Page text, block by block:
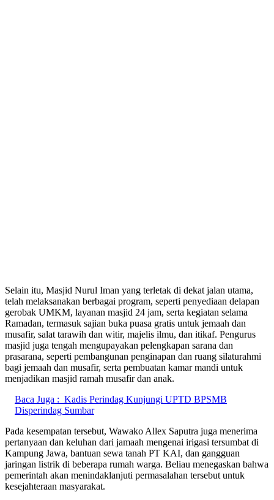
Selain itu, Masjid Nurul Iman yang terletak di dekat jalan utama,
telah melaksanakan berbagai program, seperti penyediaan delapan
gerobak UMKM, layanan masjid 24 jam, serta kegiatan selama
Ramadan, termasuk sajian buka puasa gratis untuk jemaah dan
musafir, salat tarawih dan witir, majelis ilmu, dan itikaf. Pengurus
masjid juga tengah mengupayakan pelengkapan sarana dan
prasarana, seperti pembangunan penginapan dan ruang silaturahmi
bagi jemaah dan musafir, serta pembuatan kamar mandi untuk
menjadikan masjid ramah musafir dan anak. ​​
Baca Juga : Kadis Perindag Kunjungi UPTD BPSMB
Disperindag Sumbar
Pada kesempatan tersebut, Wawako Allex Saputra juga menerima
pertanyaan dan keluhan dari jamaah mengenai irigasi tersumbat di
Kampung Jawa, bantuan sewa tanah PT KAI, dan gangguan
jaringan listrik di beberapa rumah warga. Beliau menegaskan bahwa
pemerintah akan menindaklanjuti permasalahan tersebut untuk
kesejahteraan masyarakat. ​​